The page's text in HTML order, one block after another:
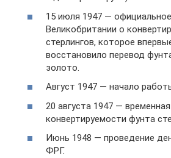
15 июля 1947 —
Великобритании о
стерлингов, которое
восстановило перевод
золото.
Август 1947 — начало
20 августа 1947 —
конвертируемости фунта
Июнь 1948 — проведение
ФРГ.